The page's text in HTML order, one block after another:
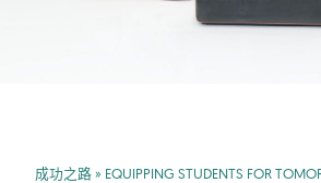
成功之路» EQUIPPING STUDENTS FOR